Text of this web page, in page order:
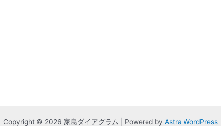
Copyright © 2026 家島ダイアグラム | Powered by Astra WordPress